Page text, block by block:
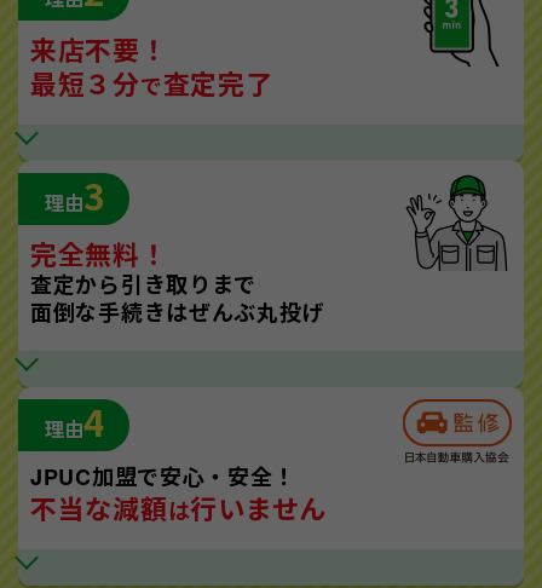
来店不要！
最短３分で査定完了
理由3
完全無料！
査定から引き取りまで
面倒な手続きはぜんぶ丸投げ
理由4
JPUC加盟で安心・安全！
不当な減額は行いません